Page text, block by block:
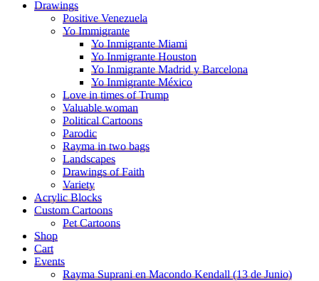
Drawings
Positive Venezuela
Yo Immigrante
Yo Inmigrante Miami
Yo Inmigrante Houston
Yo Inmigrante Madrid y Barcelona
Yo Inmigrante México
Love in times of Trump
Valuable woman
Political Cartoons
Parodic
Rayma in two bags
Landscapes
Drawings of Faith
Variety
Acrylic Blocks
Custom Cartoons
Pet Cartoons
Shop
Cart
Events
Rayma Suprani en Macondo Kendall (13 de Junio)